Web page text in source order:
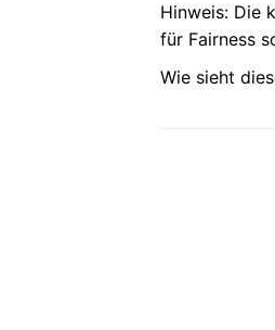
Hinweis: Die
für Fairness
Wie sieht